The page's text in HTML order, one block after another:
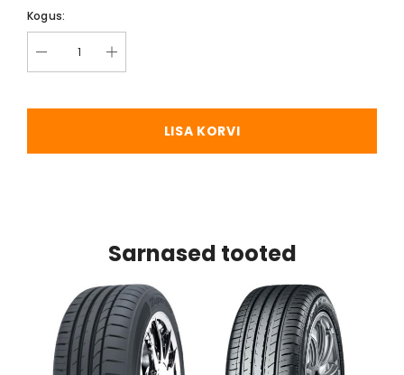
Kogus:
LISA KORVI
Sarnased tooted